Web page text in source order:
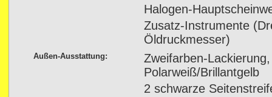
Halogen-
Zusatz-Instrumente
Öldruckmesser)
Außen-Ausstattung:
Zweifarben-Lackierung,
Polarweiß/Brillantgelb
2 schwarze